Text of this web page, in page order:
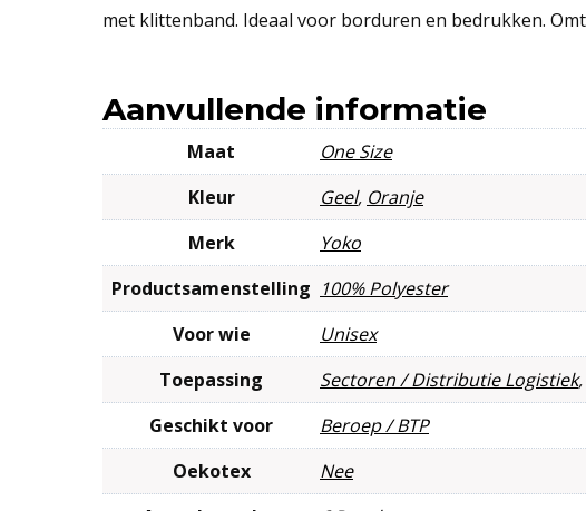
met klittenband. Ideaal voor borduren en bedrukken.
Aanvullende informatie
Maat
One Size
Kleur
Geel, Oranje
Merk
Yoko
Productsamenstelling 100% Polyester
Voor wie
Unisex
Toepassing
Sectoren / Distributie Logistiek,
Geschikt voor
Beroep / BTP
Oekotex
Nee